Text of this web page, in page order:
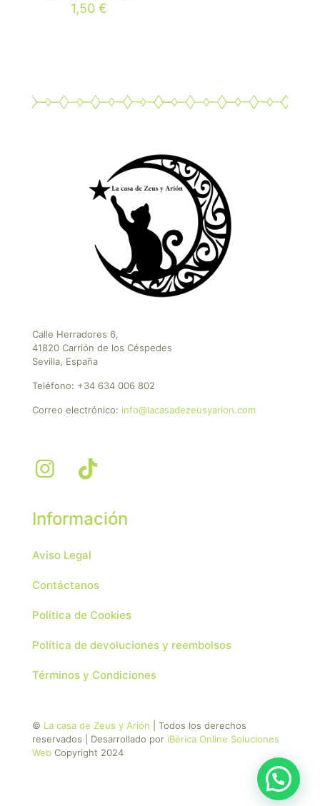
1,50€
Calle Herradores 6,
41820 Carrión de los Céspedes
Sevilla, España
Teléfono: +34 634 006 802
Correo electrónico: info@lacasadezeusyarion.com
Información
Aviso Legal
Contáctanos
Política de Cookies
Política de devoluciones y reembolsos
Términos y Condiciones
© La casa de Zeus y Arión | Todos los derechos
reservados | Desarrollado por iBérica Online Soluciones
Web Copyright 2024